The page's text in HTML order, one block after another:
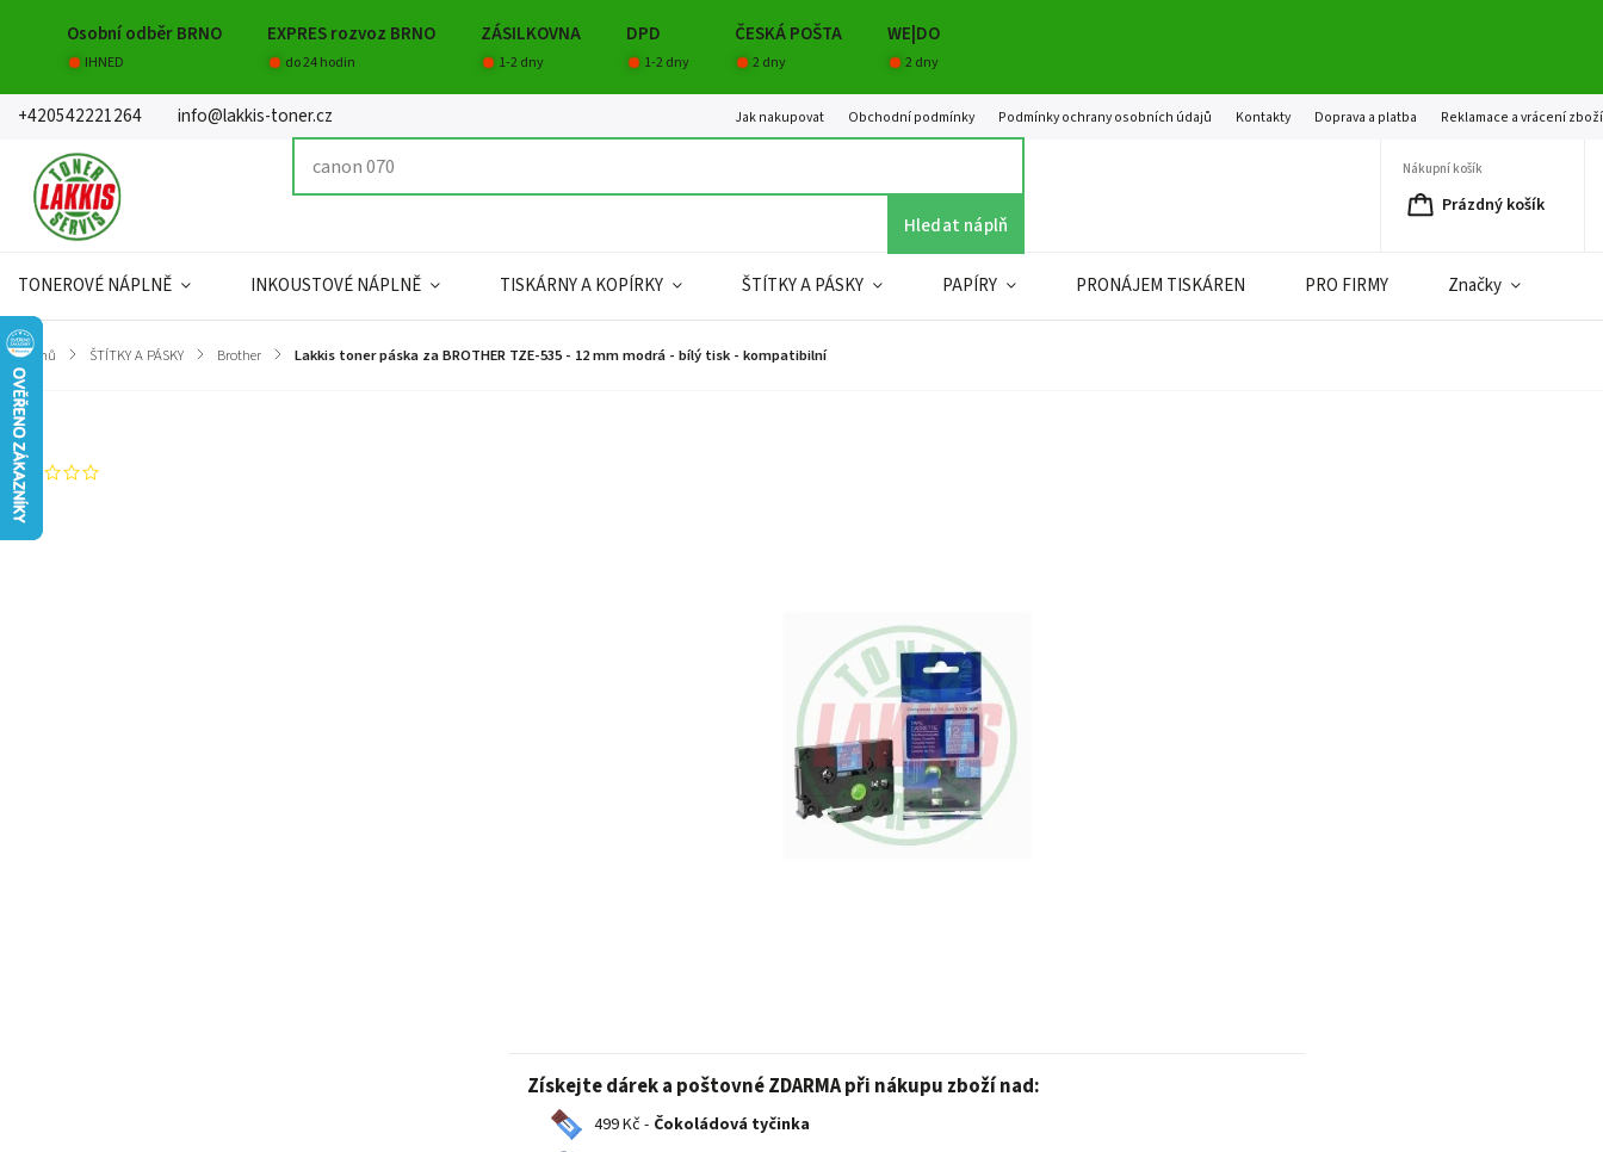
Osobní odběr BRNO EXPRES rozvoz BRNO ZÁSILKOVNA DPD ČESKÁ POŠTA WE|DO
IHNED do 24 hodin 1-2 dny 1-2 dny 2 dny 2 dny
+420542221264 info@lakkis-toner.cz Jak nakupovat Obchodní podmínky Podmínky ochrany osobních údajů Kontakty Doprava a platba Reklamace a vrácení zboží
Hledat náplň
Nákupní košík
Prázdný košík
TONEROVÉ NÁPLNĚ INKOUSTOVÉ NÁPLNĚ TISKÁRNY A KOPÍRKY ŠTÍTKY A PÁSKY PAPÍRY PRONÁJEM TISKÁREN PRO FIRMY Značky
Domů / ŠTÍTKY A PÁSKY / Brother / Lakkis toner páska za BROTHER TZE-535 - 12 mm modrá - bílý tisk - kompatibilní
Záruka
Značka:
Získejte dárek a poštovné ZDARMA při nákupu zboží nad:
499 Kč - Čokoládová tyčinka